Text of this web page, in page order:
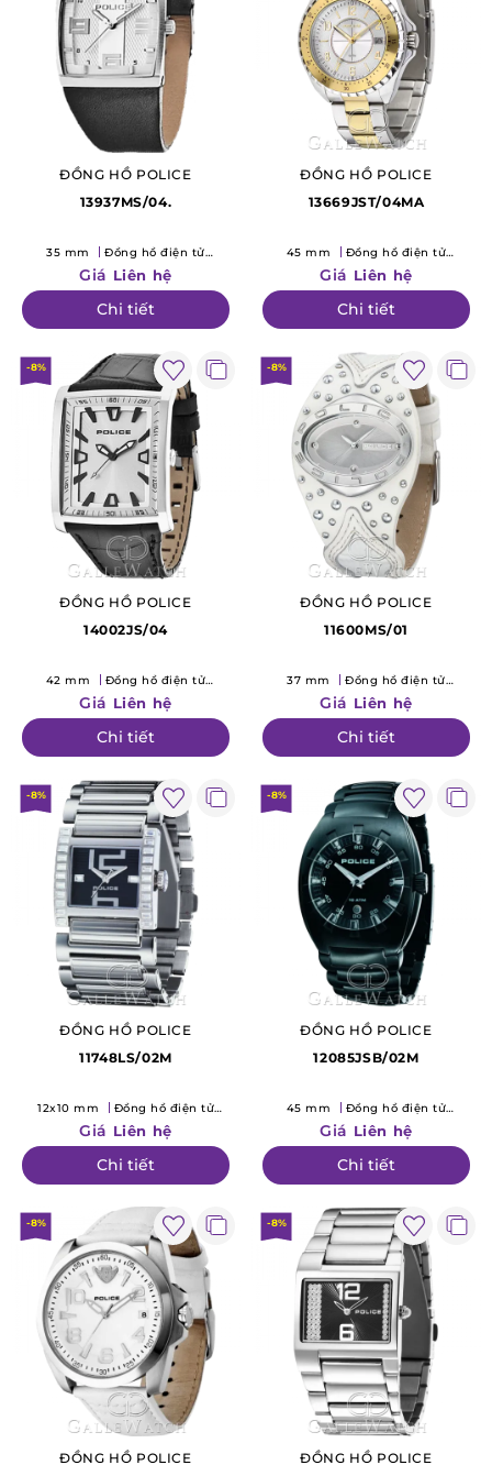
ĐỒNG HỒ POLICE
13937MS/04.
35 mm
Đồng hồ điện tử
(Quartz)
Giá Liên hệ
Chi tiết
ĐỒNG HỒ POLICE
13669JST/04MA
45 mm
Đồng hồ điện tử
(Quartz)
Giá Liên hệ
Chi tiết
-8%
ĐỒNG HỒ POLICE
14002JS/04
42 mm
Đồng hồ điện tử
(Quartz)
Giá Liên hệ
Chi tiết
-8%
ĐỒNG HỒ POLICE
11600MS/01
37 mm
Đồng hồ điện tử
(Quartz)
Giá Liên hệ
Chi tiết
-8%
ĐỒNG HỒ POLICE
11748LS/02M
12x10 mm
Đồng hồ điện tử
(Quartz)
Giá Liên hệ
Chi tiết
-8%
ĐỒNG HỒ POLICE
12085JSB/02M
45 mm
Đồng hồ điện tử
(Quartz)
Giá Liên hệ
Chi tiết
-8%
ĐỒNG HỒ POLICE
-8%
ĐỒNG HỒ POLICE